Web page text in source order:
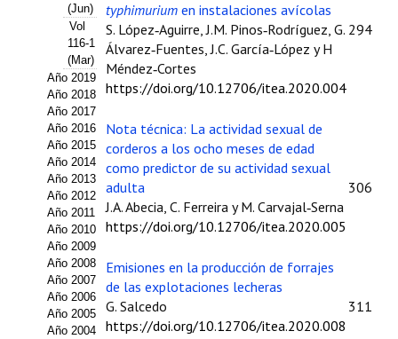
Directrices para autores/as
Políticas Editoriales
Propuesta Volumen Especial
Sello Calidad FECYT
Premio Prensa Agraria
Buscador de Artículos
JORNADAS AIDA
Presentación Jornadas
Comunicaciones
(Jun)
Vol
116-1
(Mar)
Año 2019
Año 2018
Año 2017
Año 2016
Año 2015
Año 2014
Año 2013
Año 2012
Año 2011
Año 2010
Año 2009
Año 2008
Año 2007
Año 2006
Año 2005
Año 2004
typhimurium en instalaciones avícolas
S. López‑Aguirre, J.M. Pinos‑Rodríguez, G.
Álvarez‑Fuentes, J.C. García‑López y H
Méndez‑Cortes
https://doi.org/10.12706/itea.2020.004
294
Nota técnica: La actividad sexual de
corderos a los ocho meses de edad
como predictor de su actividad sexual
adulta
J.A. Abecia, C. Ferreira y M. Carvajal‑Serna
https://doi.org/10.12706/itea.2020.005
306
Emisiones en la producción de forrajes
de las explotaciones lecheras
G. Salcedo
https://doi.org/10.12706/itea.2020.008
311